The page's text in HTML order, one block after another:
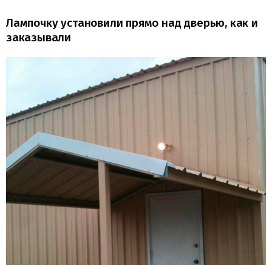
Лампочку установили прямо над дверью, как и
заказывали